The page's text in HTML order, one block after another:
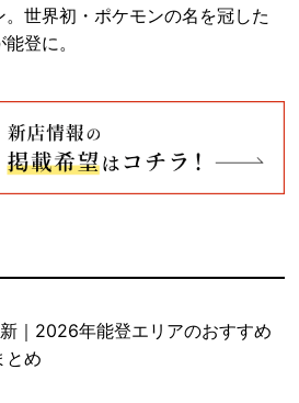
。世界初・ポケモンの名を冠した
登に。
｜2026年能登エリアのおすすめ
とめ